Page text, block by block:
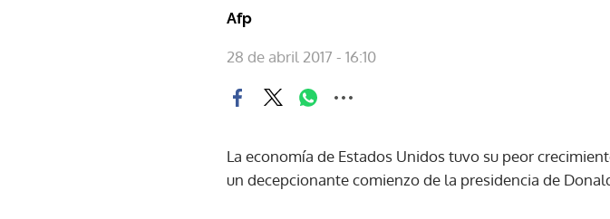
Afp
28 de abril 2017 - 16:10
La economía de Estados Unidos tuvo su peor
un decepcionante comienzo de la presidencia de